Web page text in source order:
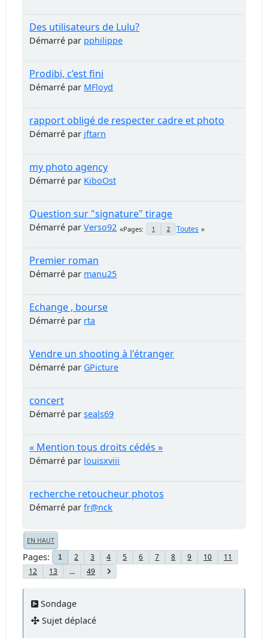
Des utilisateurs de Lulu?
Démarré par pphilippe
Prodibi, c’est fini
Démarré par MFloyd
rapport obligé de respecter cadre et photo
Démarré par jftarn
my photo agency
Démarré par KiboOst
Question sur "signature" tirage
Démarré parVerso92 Pages 1 2 Toutes
Premier roman
Démarré par manu25
Echange , bourse
Démarré par rta
Vendre un shooting à l'étranger
Démarré par GPicture
concert
Démarré parseals69
« Mention tous droits cédés »
Démarré par louisxviii
recherche retoucheur photos
Démarré parfr@nck
EN HAUT
Pages 1 2 3 4 5 6 7 8 9 10
11
12
13 ... 49
Sondage
Sujet déplacé